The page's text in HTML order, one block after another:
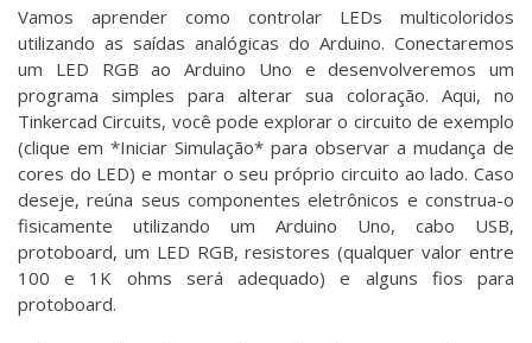
Vamos aprender como controlar LEDs multicoloridos
utilizando as saídas analógicas do Arduino. Conectaremos
um LED RGB ao Arduino Uno e desenvolveremos um
programa simples para alterar sua coloração. Aqui, no
Tinkercad Circuits, você pode explorar o circuito de exemplo
(clique em *Iniciar Simulação* para observar a mudança de
cores do LED) e montar o seu próprio circuito ao lado. Caso
deseje, reúna seus componentes eletrônicos e construa-o
fisicamente utilizando um Arduino Uno, cabo USB,
protoboard, um LED RGB, resistores (qualquer valor entre
100 e 1K ohms será adequado) e alguns fios para
protoboard.